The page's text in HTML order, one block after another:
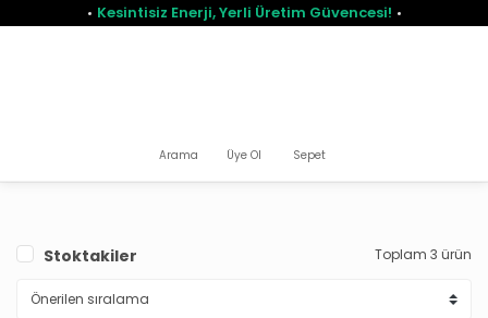
Kesintisiz Enerji, Yerli Üretim Güvencesi!
Arama Üye Ol Sepet
Stoktakiler Toplam 3 ürün